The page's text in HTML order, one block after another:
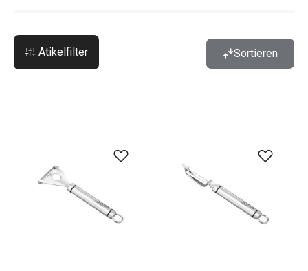
Atikelfilter Sortieren